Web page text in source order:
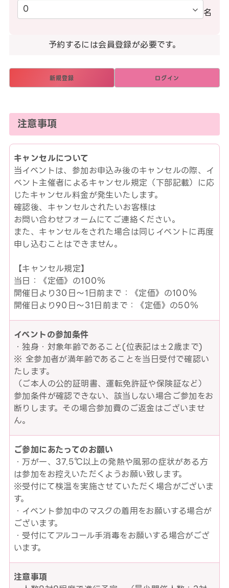
名
予約するには会員登録が必要です。
新規登録 ログイン
注意事項
キャンセルについて
当イベントは、参加お申込み後のキャンセルの際、イ
ベント主催者によるキャンセル規定（下部記載）に応
じたキャンセル料金が発生いたします。
確認後、キャンセルされたいお客様は
お問い合わせフォームにてご連絡ください。
また、キャンセルをされた場合は同じイベントに再度
申し込むことはできません。
【キャンセル規定】
当日：《定価》の100％
開催日より30日～1日前まで：《定価》の100％
開催日より90日～31日前まで：《定価》の50％
イベントの参加条件
・独身・対象年齢であること(位表記は±2歳まで)
※ 全参加者が満年齢であることを当日受付で確認い
たします。
（ご本人の公的証明書、運転免許証や保険証など）
参加条件が確認できない、該当しない場合ご参加をお
断りします。その場合参加費のご返金はございませ
ん。
ご参加にあたってのお願い
・万が一、37.5℃以上の発熱や風邪の症状がある方
は参加をお控えいただくようお願い致します。
※受付にて検温を実施させていただく場合がございま
す。
・イベント参加中のマスクの着用をお願いする場合が
ございます。
・受付にてアルコール手消毒をお願いする場合がござ
います。
注意事項